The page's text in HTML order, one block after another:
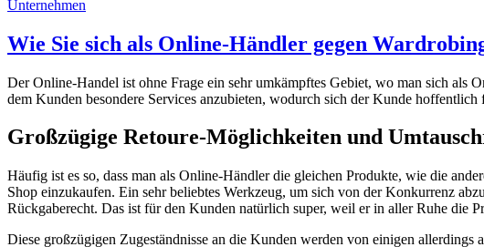
Unternehmen
Wie Sie sich als Online-Händler gegen
Der Online-Handel ist ohne Frage ein sehr umkämpftes Gebiet, wo man sich als
dem Kunden besondere Services anzubieten, wodurch sich der Kunde
Großzügige Retoure-Möglichkeiten und
Häufig ist es so, dass man als Online-Händler die gleichen Produkte, wie die
Shop einzukaufen. Ein sehr beliebtes Werkzeug, um sich von der Konkurrenz
Rückgaberecht. Das ist für den Kunden natürlich super, weil er in aller Ruhe die
Diese großzügigen Zugeständnisse an die Kunden werden von einigen